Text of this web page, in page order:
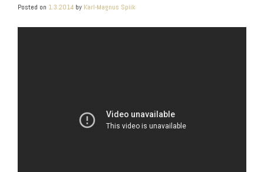
Posted on 1.3.2014 by Karl-Magnus Spiik